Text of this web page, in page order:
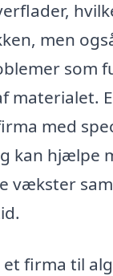
men
som
materialet.
med
kan hjælpe
vækster
firma til